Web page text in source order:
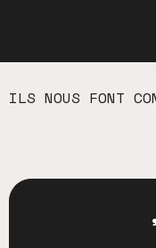
ILS NOUS FONT